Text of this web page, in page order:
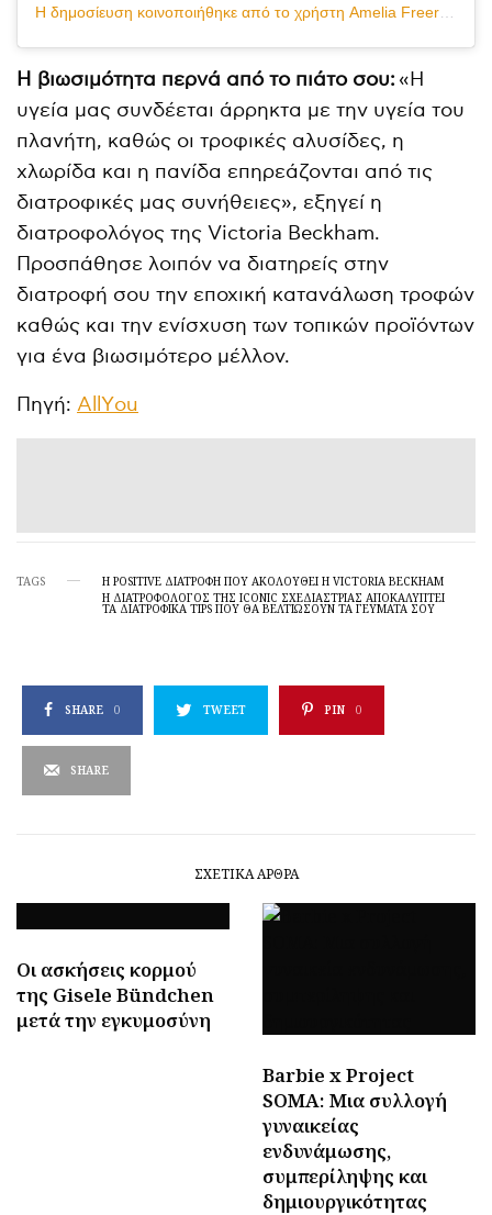
Η βιωσιμότητα περνά από το πιάτο σου: «Η
υγεία μας συνδέεται άρρηκτα με την υγεία του
πλανήτη, καθώς οι τροφικές αλυσίδες, η
χλωρίδα και η πανίδα επηρεάζονται από τις
διατροφικές μας συνήθειες», εξηγεί η
διατροφολόγος της Victoria Beckham.
Προσπάθησε λοιπόν να διατηρείς στην
διατροφή σου την εποχική κατανάλωση τροφών
καθώς και την ενίσχυση των τοπικών προϊόντων
για ένα βιωσιμότερο μέλλον.
Πηγή:ΑllΥou
TAGS
Η POSITIVE ΔΙΑΤΡΟΦΉ ΠΟΥ ΑΚΟΛΟΥΘΕΊ Η VICTORIA BECKHAM
Η ΔΙΑΤΡΟΦΟΛΌΓΟΣ ΤΗΣ ICONIC ΣΧΕΔΙΆΣΤΡΙΑΣ ΑΠΟΚΑΛΎΠΤΕΙ
ΤΑ ΔΙΑΤΡΟΦΙΚΆ TIPS ΠΟΥ ΘΑ ΒΕΛΤΙΏΣΟΥΝ ΤΑ ΓΕΎΜΑΤΑ ΣΟΥ
SHARE 0 TWEET PIN 0
SHARE
ΣΧΕΤΙΚΆ ΆΡΘΡΑ
Οι ασκήσεις κορμού
της Gisele Bündchen
μετά την εγκυμοσύνη
Barbie x Project
SOMA: Μια συλλογή
γυναικείας
ενδυνάμωσης,
συμπερίληψης και
δημιουργικότητας